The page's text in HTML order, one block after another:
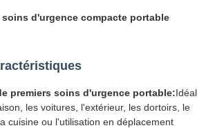
soins d'urgence compacte portable
premiers soins d'urgence portable:Idéal
les voitures, l'extérieur, les dortoirs, le
cuisine ou l'utilisation en déplacement